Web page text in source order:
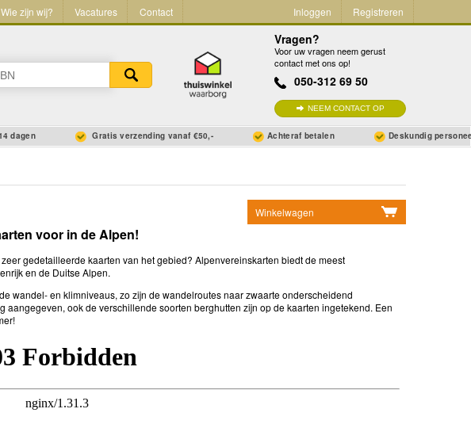
Wie zijn wij? Vacatures Contact Inloggen Registreren
Vragen?
Voor uw vragen neem gerust
contact met ons op!
050-312 69 50
NEEM CONTACT OP
dagen Gratis verzending vanaf €50,- Achteraf betalen Deskundig
Winkelwagen
Ga naar winkelwagen
voor in de Alpen!
gedetailleerde kaarten van het gebied? Alpenvereinskarten biedt de meest
en de Duitse Alpen.
wandel- en klimniveaus, zo zijn de wandelroutes naar zwaarte onderscheidend
ook de verschillende soorten berghutten zijn op de kaarten ingetekend. Een